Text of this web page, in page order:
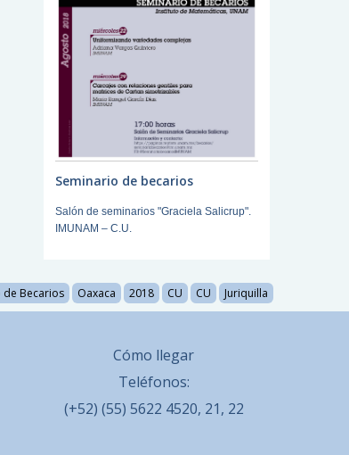
Seminario de becarios
Salón de seminarios "Graciela Salicrup".
IMUNAM – C.U.
de Becarios Oaxaca 2018 CU CU Juriquilla
Cómo llegar
Teléfonos:
(+52) (55) 5622 4520, 21, 22